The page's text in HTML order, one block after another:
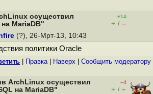
осуществил
MariaDB"
+14
+ / –
(?), 26-Мрт-13, 10:43
политики Oracle
Правка| Наверх Cообщить модератору
ArchLinux осуществил
на MariaDB"
–4
+ / –